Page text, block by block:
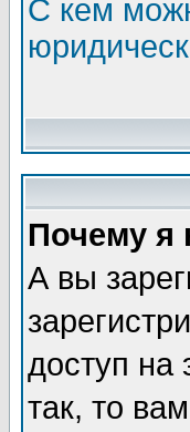
С кем
Почему я
А вы
доступ на
так, то